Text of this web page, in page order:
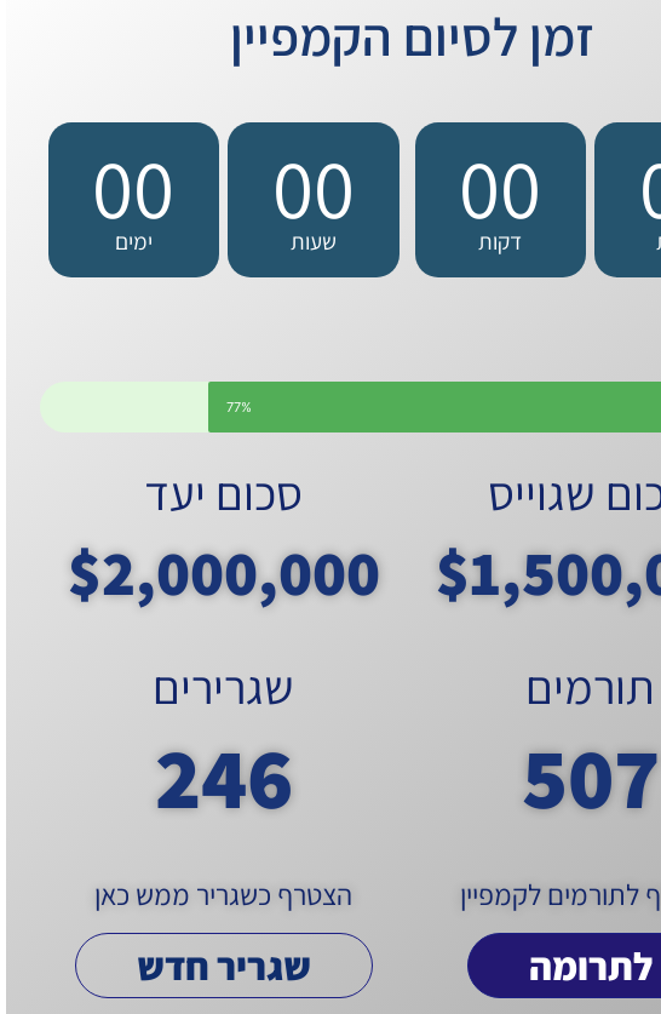
זמן לסיום הקמפיין
00
ימים 00
שעות 00
דקות
77%
שגוייס
$
סכום יעד
2,000,000
$
תורמים
507
שגרירים
246
לתורמים לקמפיין
לתרומה
הצטרף כשגריר ממש כאן
שגריר חדש